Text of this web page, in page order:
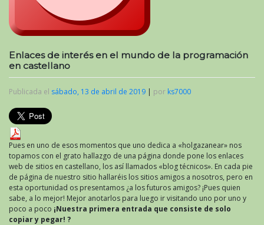
Enlaces de interés en el mundo de la programación
en castellano
Publicada el sábado, 13 de abril de 2019 | por ks7000
Pues en uno de esos momentos que uno dedica a «holgazanear» nos
topamos con el grato hallazgo de una página donde pone los enlaces
web de sitios en castellano, los así llamados «blog técnicos». En cada pie
de página de nuestro sitio hallaréis los sitios amigos a nosotros, pero en
esta oportunidad os presentamos ¿a los futuros amigos? ¡Pues quien
sabe, a lo mejor! Mejor anotarlos para luego ir visitando uno por uno y
poco a poco ¡Nuestra primera entrada que consiste de solo
copiar y pegar! ?